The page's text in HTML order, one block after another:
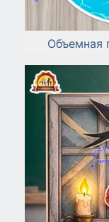
Объемная